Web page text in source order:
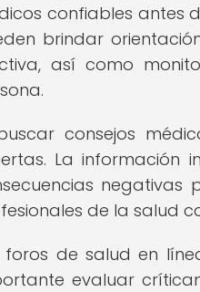
confiables antes
brindar
así como
consejos
La información
de la salud
foros de salud en
evaluar